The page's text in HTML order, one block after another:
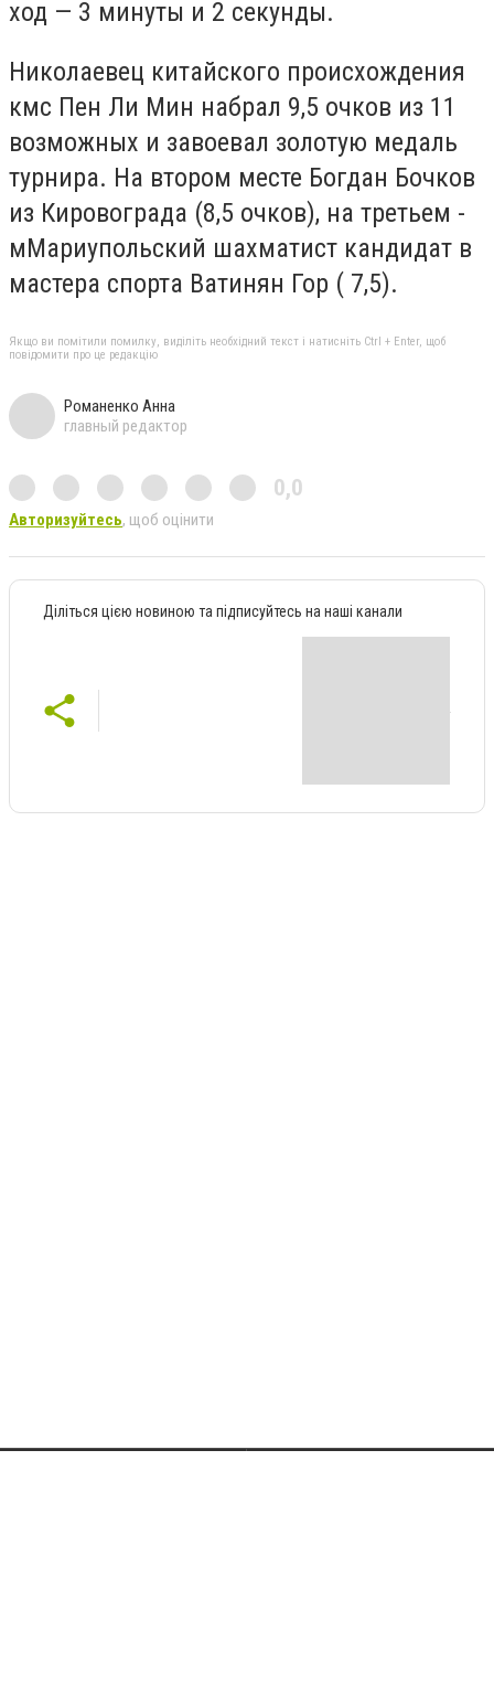
ход — 3 минуты и 2 секунды.
Николаевец китайского происхождения
кмс Пен Ли Мин набрал 9,5 очков из 11
возможных и завоевал золотую медаль
турнира. На втором месте Богдан Бочков
из Кировограда (8,5 очков), на третьем -
мМариупольский шахматист кандидат в
мастера спорта Ватинян Гор ( 7,5).
Якщо ви помітили помилку, виділіть необхідний текст і натисніть Ctrl + Enter, щоб
повідомити про це редакцію
Романенко Анна
главный редактор
0,0
Авторизуйтесь, щоб оцінити
Діліться цією новиною та підписуйтесь на наші канали